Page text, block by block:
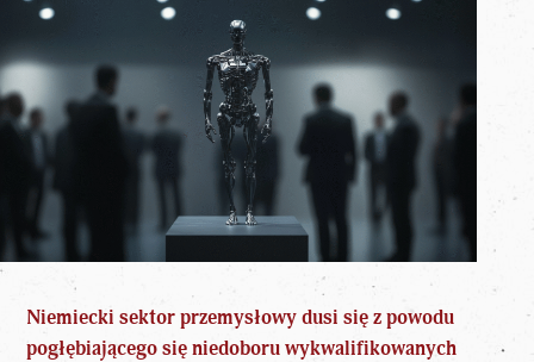
Niemiecki sektor przemysłowy dusi się z powodu
pogłębiającego się niedoboru wykwalifikowanych